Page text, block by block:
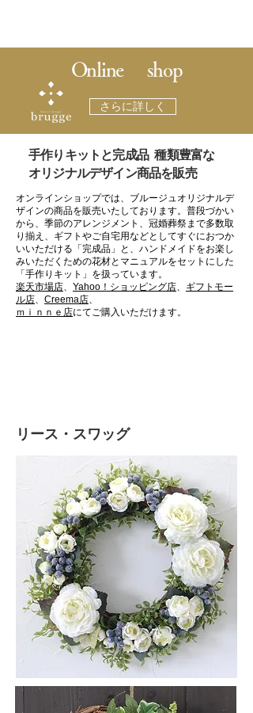
​Online shop
さらに詳しく
オンラインショップでは、ブルージュオリジナルデ
ザインの商品を販売いたしております。普段づかい
から、季節のアレンジメント、冠婚葬祭まで多数取
り揃え、ギフトやご自宅用などとしてすぐにおつか
いいただける「完成品」と、ハンドメイドをお楽し
みいただくための花材とマニュアルをセットにした
「手作りキット」を扱っています。
楽天市場店、 Yahoo！ショッピング店、 ギフトモー
ル店、 Creema店、
ｍｉｎｎｅ店にてご購入いただけます。
​手作りキットと完成品 種類豊富な
オリジナルデザイン商品を販売
リース・スワッグ